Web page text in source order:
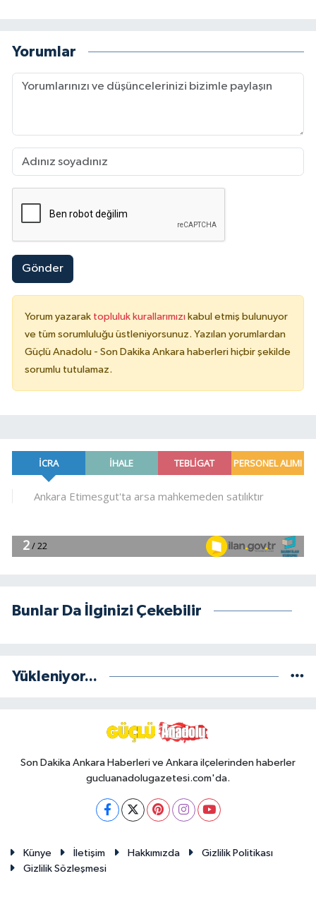
Yorumlar
Gönder
Yorum yazarak topluluk kurallarımızı kabul etmiş bulunuyor
ve tüm sorumluluğu üstleniyorsunuz. Yazılan yorumlardan
Güçlü Anadolu - Son Dakika Ankara haberleri hiçbir şekilde
sorumlu tutulamaz.
Bunlar Da İlginizi Çekebilir
Yükleniyor...
Son Dakika Ankara Haberleri ve Ankara ilçelerinden haberler
gucluanadolugazetesi.com'da.
Künye İletişim Hakkımızda
Gizlilik Politikası
Gizlilik Sözleşmesi